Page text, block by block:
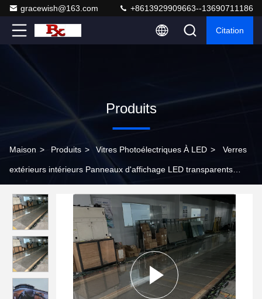
gracewish@163.com +8613929909663--13690711186
Citation
Produits
Maison > Produits > Vitres Photoélectriques À LED > Verres
extérieurs intérieurs Panneaux d'affichage LED transparents